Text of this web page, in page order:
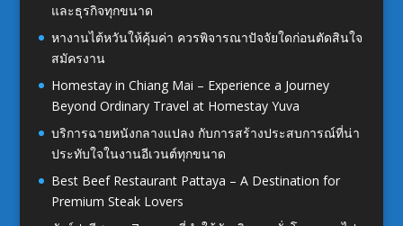
และธุรกิจทุกขนาด
หางานไต้หวันให้คุ้มค่า ควรพิจารณาปัจจัยใดก่อนตัดสินใจ
สมัครงาน
Homestay in Chiang Mai – Experience a Journey
Beyond Ordinary Travel at Homestay Yuva
บริการฉายหนังกลางแปลง กับการสร้างประสบการณ์ที่น่า
ประทับใจในงานอีเวนต์ทุกขนาด
Best Beef Restaurant Pattaya – A Destination for
Premium Steak Lovers